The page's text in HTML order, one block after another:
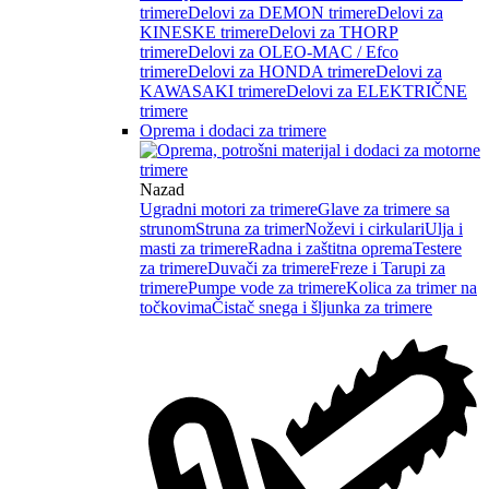
trimereDelovi za DEMON trimereDelovi za
KINESKE trimereDelovi za THORP
trimereDelovi za OLEO-MAC / Efco
trimereDelovi za HONDA trimereDelovi za
KAWASAKI trimereDelovi za ELEKTRIČNE
trimere
Oprema i dodaci za trimere
Nazad
Ugradni motori za trimereGlave za trimere sa
strunomStruna za trimerNoževi i cirkulariUlja i
masti za trimereRadna i zaštitna opremaTestere
za trimereDuvači za trimereFreze i Tarupi za
trimerePumpe vode za trimereKolica za trimer na
točkovimaČistač snega i šljunka za trimere